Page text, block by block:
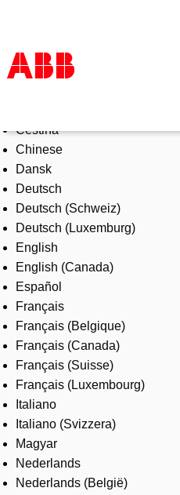
Products & Solutions
Industries
Services
About us
Where to buy
Contact us
Careers
Čeština
Chinese
Dansk
Deutsch
Deutsch (Schweiz)
Deutsch (Luxemburg)
English
English (Canada)
Español
Français
Français (Belgique)
Français (Canada)
Français (Suisse)
Français (Luxembourg)
Italiano
Italiano (Svizzera)
Magyar
Nederlands
Nederlands (België)